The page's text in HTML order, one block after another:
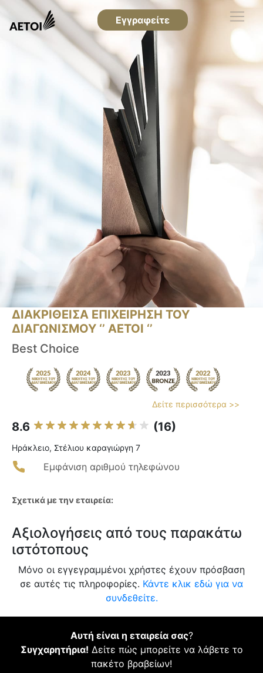
Εγγραφείτε
ΔΙΑΚΡΙΘΕΙΣΑ ΕΠΙΧΕΙΡΗΣΗ ΤΟΥ
ΔΙΑΓΩΝΙΣΜΟΥ ‘’ ΑΕΤΟΙ ‘’
Best Choice
Δείτε περισσότερα >>
8.6 (16)
Ηράκλειο, Στέλιου καραγιώργη 7
Εμφάνιση αριθμού τηλεφώνου
Σχετικά με την εταιρεία:
Αξιολογήσεις από τους παρακάτω
ιστότοπους
Μόνο οι εγγεγραμμένοι χρήστες έχουν πρόσβαση
σε αυτές τις πληροφορίες. Κάντε κλικ εδώ για να
συνδεθείτε.
Αυτή είναι η εταιρεία σας?
Συγχαρητήρια! Δείτε πώς μπορείτε να λάβετε το
πακέτο βραβείων!